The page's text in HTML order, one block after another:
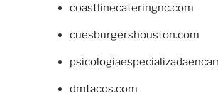
coastlinecateringnc.com
cuesburgershouston.com
dmtacos.com